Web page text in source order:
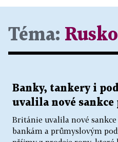
Téma: Rusko
Banky, tankery i
uvalila nové
Británie uvalila nové
bankám a průmyslovým